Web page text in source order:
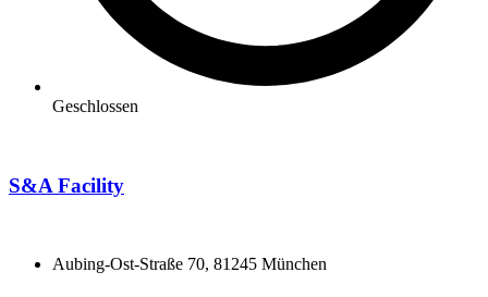
Geschlossen
S&A Facility
Aubing-Ost-Straße 70, 81245 München